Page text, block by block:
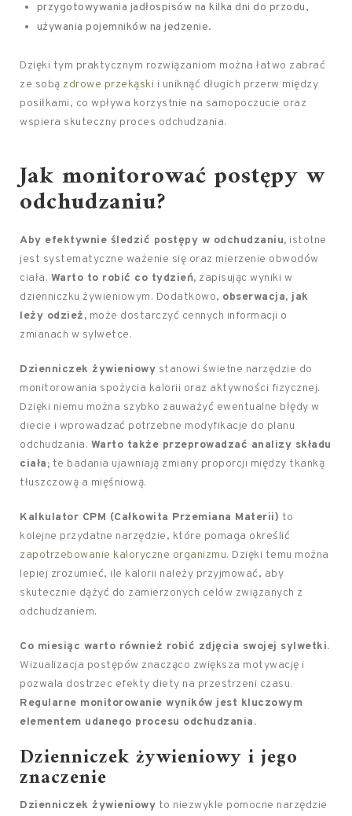
przygotowywania jadłospisów na kilka dni do przodu,
używania pojemników na jedzenie.
Dzięki tym praktycznym rozwiązaniom można łatwo zabrać
ze sobą zdrowe przekąski i uniknąć długich przerw między
posiłkami, co wpływa korzystnie na samopoczucie oraz
wspiera skuteczny proces odchudzania.
Jak monitorować postępy w
odchudzaniu?
Aby efektywnie śledzić postępy w odchudzaniu, istotne
jest systematyczne ważenie się oraz mierzenie obwodów
ciała. Warto to robić co tydzień, zapisując wyniki w
dzienniczku żywieniowym. Dodatkowo, obserwacja, jak
leży odzież, może dostarczyć cennych informacji o
zmianach w sylwetce.
Dzienniczek żywieniowy stanowi świetne narzędzie do
monitorowania spożycia kalorii oraz aktywności fizycznej.
Dzięki niemu można szybko zauważyć ewentualne błędy w
diecie i wprowadzać potrzebne modyfikacje do planu
odchudzania. Warto także przeprowadzać analizy składu
ciała; te badania ujawniają zmiany proporcji między tkanką
tłuszczową a mięśniową.
Kalkulator CPM (Całkowita Przemiana Materii) to
kolejne przydatne narzędzie, które pomaga określić
zapotrzebowanie kaloryczne organizmu. Dzięki temu można
lepiej zrozumieć, ile kalorii należy przyjmować, aby
skutecznie dążyć do zamierzonych celów związanych z
odchudzaniem.
Co miesiąc warto również robić zdjęcia swojej sylwetki.
Wizualizacja postępów znacząco zwiększa motywację i
pozwala dostrzec efekty diety na przestrzeni czasu.
Regularne monitorowanie wyników jest kluczowym
elementem udanego procesu odchudzania.
Dzienniczek żywieniowy i jego
znaczenie
Dzienniczek żywieniowy to niezwykle pomocne narzędzie